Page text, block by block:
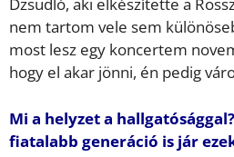
Dzsudló, aki elkészítette a
nem tartom vele sem
most lesz egy koncertem
hogy el akar jönni, én pedig
Mi a helyzet a
fiatalabb generáció is jár